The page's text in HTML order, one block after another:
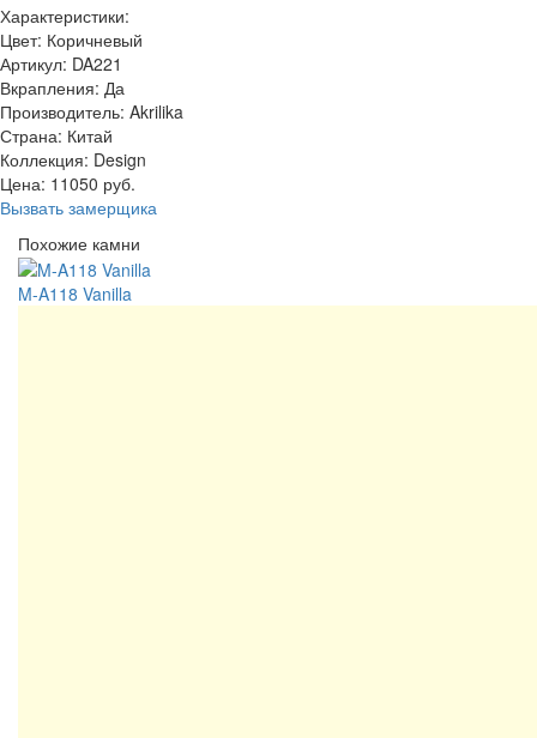
Характеристики:
Цвет: Коричневый
Артикул: DA221
Вкрапления: Да
Производитель: Akrilika
Страна: Китай
Коллекция: Design
Цена: 11050 руб.
Вызвать замерщика
Похожие камни
M-A118 Vanilla